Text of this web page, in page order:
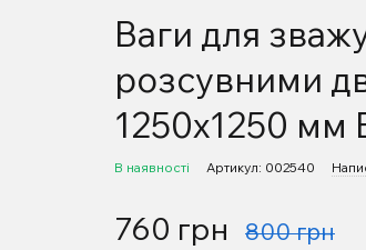
Ваги для
розсувними
1250х1250
В наявності Артикул: 002540
760 грн 800 грн